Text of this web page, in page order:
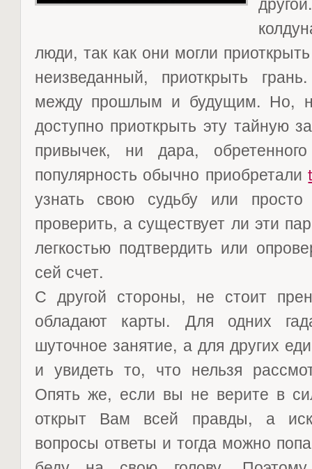
люди, так как они могли
неизведанный, приоткрыть
между прошлым и будущим. Но,
доступно приоткрыть эту тайную
привычек, ни дара,
популярность обычно приобретали
узнать свою судьбу или
проверить, а существует ли эти
легкостью подтвердить или
сей счет.
С другой стороны, не стоит
обладают карты. Для одних
шуточное занятие, а для других
и увидеть то, что нельзя
Опять же, если вы не верите в
открыт Вам всей правды, а
вопросы ответы и тогда можно